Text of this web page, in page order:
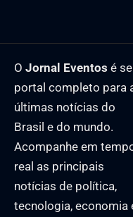
O Jornal Eventos é
portal completo para
últimas notícias do
Brasil e do mundo.
Acompanhe em
real as principais
notícias de política,
tecnologia, economia